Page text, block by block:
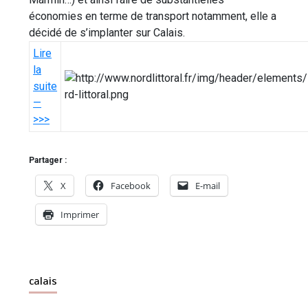
économies en terme de transport notamment, elle a
décidé de s’implanter sur Calais.
Lire
la
suite
—
>>>
Partager :
X Facebook E-mail
Imprimer
calais